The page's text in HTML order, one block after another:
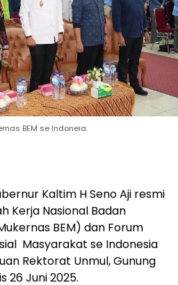
BEM se Indoneia.
Kaltim H Seno Aji resmi
Kerja Nasional Badan
BEM) dan Forum
Masyarakat se Indonesia
Rektorat Unmul, Gunung
26 Juni 2025.